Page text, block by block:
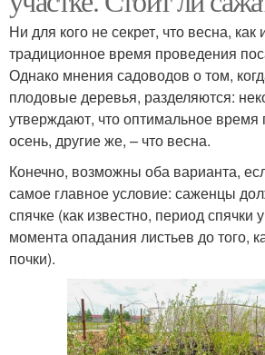
Ни для кого не секрет, что весна, как
традиционное время проведения
Однако мнения садоводов о том,
плодовые деревья, разделяются:
утверждают, что оптимальное время
осень, другие же, – что весна.
Конечно, возможны оба варианта,
самое главное условие: саженцы
спячке (как известно, период спячки
момента опадания листьев до того,
почки).